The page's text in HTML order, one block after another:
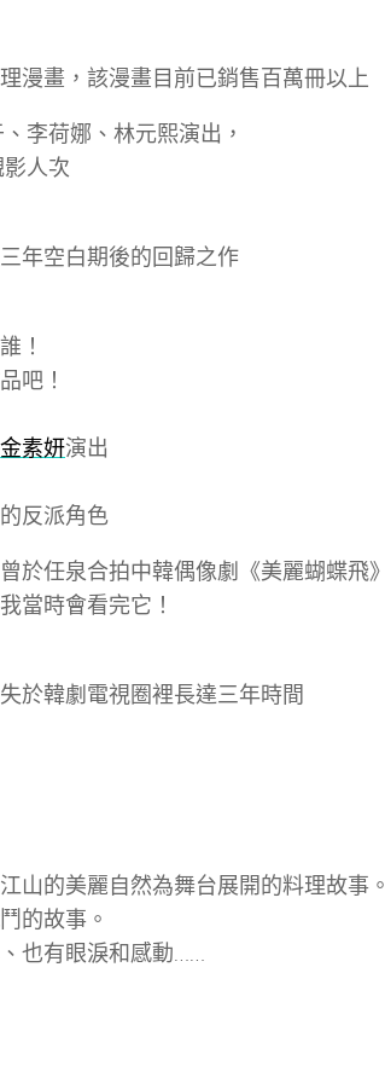
漫畫，該漫畫目前已銷售百萬冊以上
李荷娜、林元熙演出，
人次
年空白期後的回歸之作
！
吧！
金素妍演出
反派角色
於任泉合拍中韓偶像劇《美麗蝴蝶飛》
當時會看完它！
於韓劇電視圈裡長達三年時間
山的美麗自然為舞台展開的料理故事。
的故事。
也有眼淚和感動……